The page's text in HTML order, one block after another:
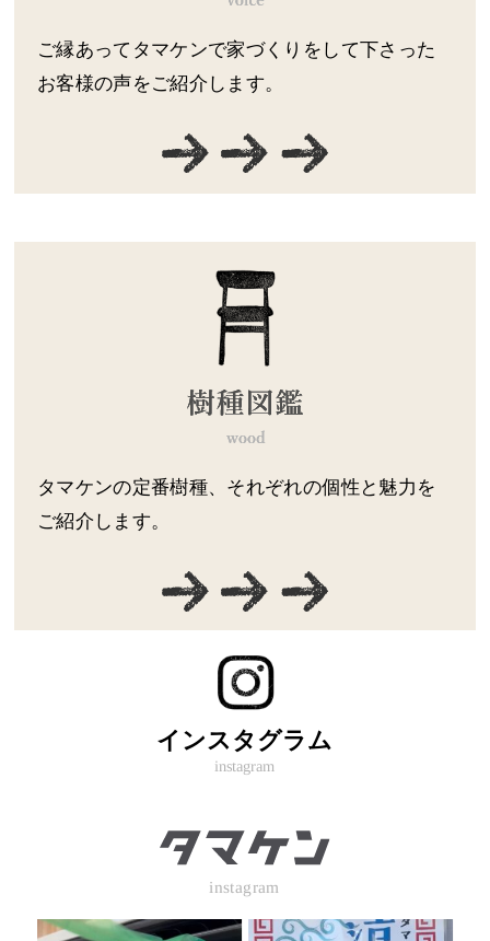
ご縁あってタマケンで家づくりをして下さった
お客様の声をご紹介します。
タマケンの定番樹種、それぞれの個性と魅力を
ご紹介します。
インスタグラム
instagram
instagram